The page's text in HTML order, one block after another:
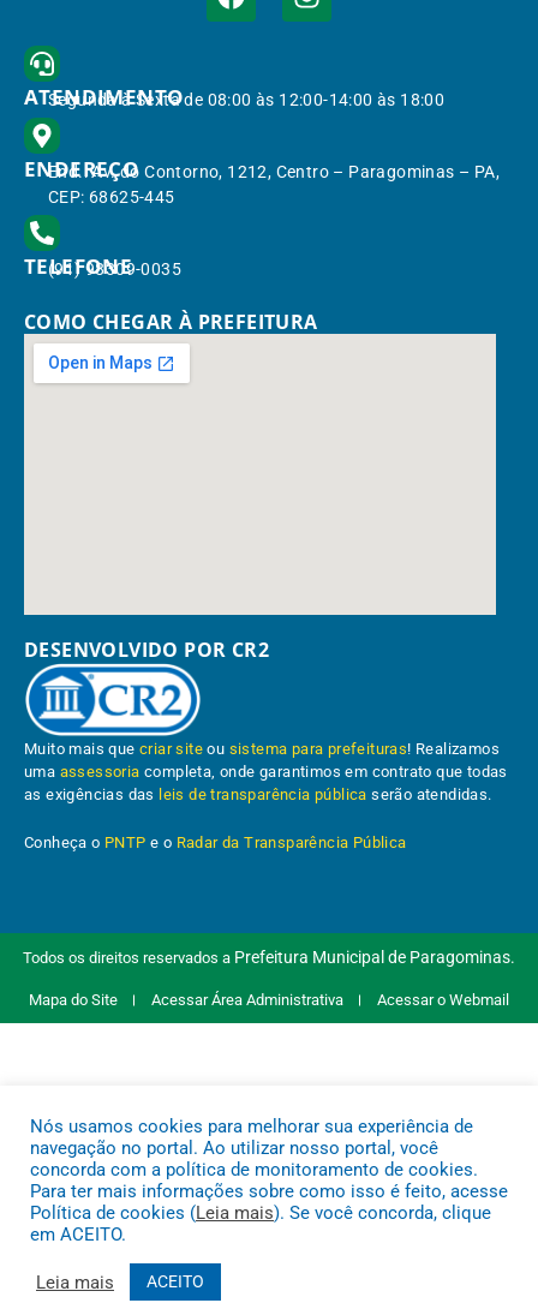
ATENDIMENTO
Segunda à Sexta de 08:00 às 12:00-14:00 às 18:00
ENDEREÇO
End.: Av. do Contorno, 1212, Centro – Paragominas – PA,
CEP: 68625-445
TELEFONE
(91) 98309-0035
COMO CHEGAR À PREFEITURA
DESENVOLVIDO POR CR2
Muito mais quecriar site ou sistema para prefeituras! Realizamos
uma assessoria completa, onde garantimos em contrato que todas
as exigências das leis de transparência pública serão atendidas.
Conheça o PNTP e o Radar da Transparência Pública
Todos os direitos reservados a Prefeitura Municipal de Paragominas.
Mapa do Site Acessar Área Administrativa Acessar o Webmail
Nós usamos cookies para melhorar sua experiência de
navegação no portal. Ao utilizar nosso portal, você
concorda com a política de monitoramento de cookies.
Para ter mais informações sobre como isso é feito, acesse
Política de cookies (Leia mais). Se você concorda, clique
em ACEITO.
Leia mais ACEITO